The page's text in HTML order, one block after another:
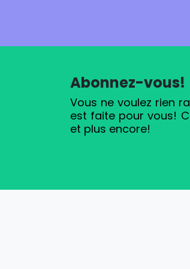
Abonnez-vous!
Vous ne voulez rien
est faite pour vous!
et plus encore!